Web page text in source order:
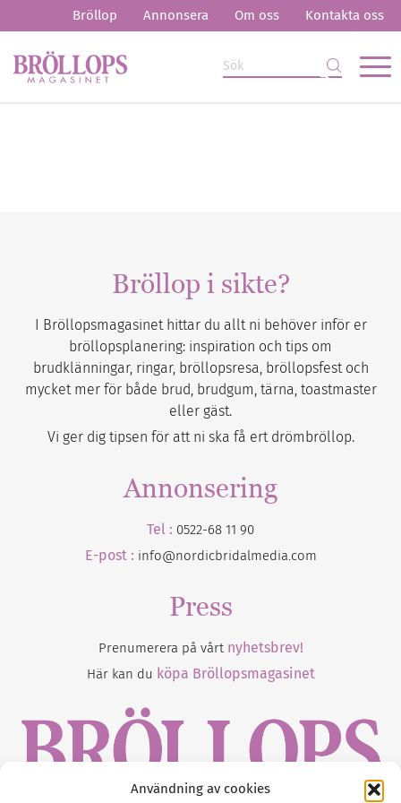
Användning av cookies
Bröllop Annonsera Om oss Kontakta oss
Bröllop i sikte?
I Bröllopsmagasinet hittar du allt ni behöver inför er
bröllopsplanering: inspiration och tips om
brudklänningar, ringar, bröllopsresa, bröllopsfest och
mycket mer för både brud, brudgum, tärna, toastmaster
eller gäst.
Vi ger dig tipsen för att ni ska få ert drömbröllop.
Annonsering
Tel : 0522-68 11 90
E-post : info@nordicbridalmedia.com
Press
Prenumerera på vårt nyhetsbrev!
Här kan du köpa Bröllopsmagasinet